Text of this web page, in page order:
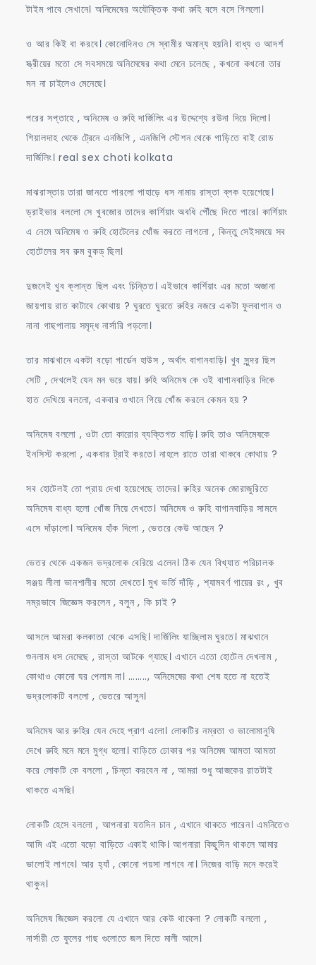
টাইম পাবে সেখানে। অনিমেষের অযৌক্তিক কথা রুহি বসে বসে গিললো।
ও আর কিই বা করবে। কোনোদিনও সে স্বামীর অমান্য হয়নি। বাধ্য ও আদর্শ
স্ত্রীয়ের মতো সে সবসময়ে অনিমেষের কথা মেনে চলেছে , কখনো কখনো তার
মন না চাইলেও মেনেছে।
পরের সপ্তাহে , অনিমেষ ও রুহি দার্জিলিং এর উদ্দেশ্যে রউনা দিয়ে দিলো।
শিয়ালদাহ থেকে ট্রেনে এনজিপি , এনজিপি স্টেশন থেকে গাড়িতে বাই রোড
দার্জিলিং। real sex choti kolkata
মাঝরাস্তায় তারা জানতে পারলো পাহাড়ে ধস নামায় রাস্তা ব্লক হয়েগেছে।
ড্রাইভার বললো সে খুবজোর তাদের কার্শিয়াং অবধি পৌঁছে দিতে পারে। কার্শিয়াং
এ নেমে অনিমেষ ও রুহি হোটেলের খোঁজ করতে লাগলো , কিন্তু সেইসময়ে সব
হোটেলের সব রুম বুকড্ ছিল।
দুজনেই খুব ক্লান্ত ছিল এবং চিন্তিত। এইভাবে কার্শিয়াং এর মতো অজানা
জায়গায় রাত কাটাবে কোথায় ? ঘুরতে ঘুরতে রুহির নজরে একটা ফুলবাগান ও
নানা গাছপালায় সমৃদ্ধ নার্সারি পড়লো।
তার মাঝখানে একটা বড়ো গার্ডেন হাউস , অর্থাৎ বাগানবাড়ি। খুব সুন্দর ছিল
সেটি , দেখলেই যেন মন ভরে যায়। রুহি অনিমেষ কে ওই বাগানবাড়ির দিকে
হাত দেখিয়ে বললো, একবার ওখানে গিয়ে খোঁজ করলে কেমন হয় ?
অনিমেষ বললো , ওটা তো কারোর ব্যক্তিগত বাড়ি। রুহি তাও অনিমেষকে
ইনসিস্ট করলো , একবার ট্রাই করতে। নাহলে রাতে তারা থাকবে কোথায় ?
সব হোটেলই তো প্রায় দেখা হয়েগেছে তাদের। রুহির অনেক জোরাজুরিতে
অনিমেষ বাধ্য হলো খোঁজ নিয়ে দেখতে। অনিমেষ ও রুহি বাগানবাড়ির সামনে
এসে দাঁড়ালো। অনিমেষ হাঁক দিলো , ভেতরে কেউ আছেন ?
ভেতর থেকে একজন ভদ্রলোক বেরিয়ে এলেন। ঠিক যেন বিখ্যাত পরিচালক
সঞ্জয় লীলা ভানশালীর মতো দেখতে। মুখ ভর্তি দাঁড়ি , শ্যামবর্ণ গায়ের রং , খুব
নম্রভাবে জিজ্ঞেস করলেন , বলুন , কি চাই ?
আসলে আমরা কলকাতা থেকে এসছি। দার্জিলিং যাচ্ছিলাম ঘুরতে। মাঝখানে
শুনলাম ধস নেমেছে , রাস্তা আটকে গ্যাছে। এখানে এতো হোটেল দেখলাম ,
কোথাও কোনো ঘর পেলাম না। …….., অনিমেষের কথা শেষ হতে না হতেই
ভদ্রলোকটি বললো , ভেতরে আসুন।
অনিমেষ আর রুহির যেন দেহে প্রাণ এলো। লোকটির নম্রতা ও ভালোমানুষি
দেখে রুহি মনে মনে মুগ্ধ হলো। বাড়িতে ঢোকার পর অনিমেষ আমতা আমতা
করে লোকটি কে বললো , চিন্তা করবেন না , আমরা শুধু আজকের রাতটাই
থাকতে এসছি।
লোকটি হেসে বললো , আপনারা যতদিন চান , এখানে থাকতে পারেন। এমনিতেও
আমি এই এতো বড়ো বাড়িতে একাই থাকি। আপনারা কিছুদিন থাকলে আমার
ভালোই লাগবে। আর হ্যাঁ , কোনো পয়সা লাগবে না। নিজের বাড়ি মনে করেই
থাকুন।
অনিমেষ জিজ্ঞেস করলো যে এখানে আর কেউ থাকেনা ? লোকটি বললো ,
নার্সারী তে ফুলের গাছ গুলোতে জল দিতে মালী আসে।